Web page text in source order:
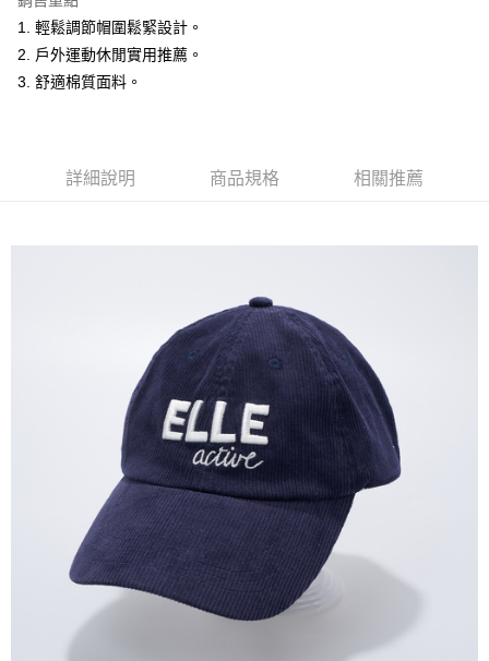
全家取貨付款
每筆NT$60，滿NT$1,500(含以上)免運費
付款後全家取貨
每筆NT$60，滿NT$1,500(含以上)免運費
每筆NT$60，滿NT$1,500(含以上)免運費
每筆NT$60，滿NT$1,500(含以上)免運費
每筆NT$60，滿NT$1,500(含以上)免運費
每筆NT$90，滿NT$1,500(含以上)免運費
每筆NT$225，滿NT$1,500(含以上)免運費
1. 輕鬆調節帽圍鬆緊設計。
2. 戶外運動休閒實用推薦。
3. 舒適棉質面料。
詳細說明 商品規格 相關推薦